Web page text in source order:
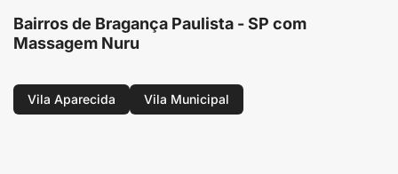
Bairros de Bragança Paulista - SP com
Massagem Nuru
Vila Aparecida Vila Municipal